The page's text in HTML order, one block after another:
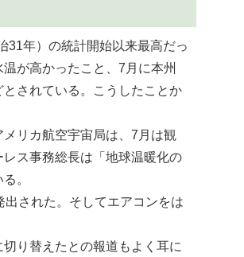
31年）の統計開始以来最高だっ
が高かったこと、7月に本州
されている。こうしたことか
リカ航空宇宙局は、7月は観
ス事務総長は「地球温暖化の
。
された。そしてエアコンをは
り替えたとの報道もよく耳に